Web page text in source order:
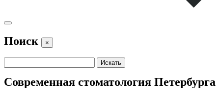
Поиск ×
Cовременная стоматология Петербурга